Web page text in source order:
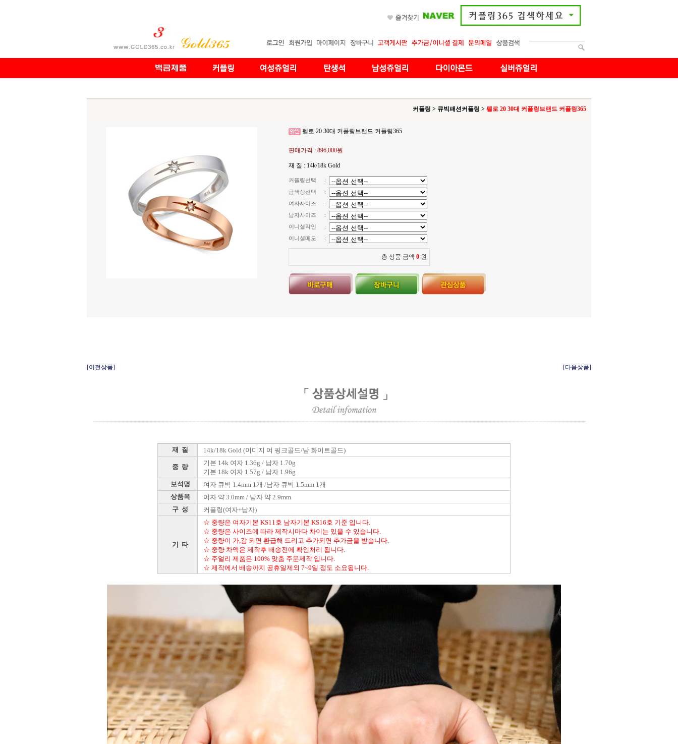
커플링 > 큐빅패션커플링 > 펠로 20 30대 커플링브랜드 커플링365
펠로 20 30대 커플링브랜드 커플링365
판매가격 : 896,000원
재 질 : 14k/18k Gold
커플링선택
:
금색상선택
:
여자사이즈
:
남자사이즈
:
이니셜각인
:
이니셜메모
:
총 상품 금액 0 원
[이전상품] [다음상품]
재 질 14k/18k Gold (이미지 여 핑크골드/남 화이트골드)
중 량
기본 14k 여자 1.36g / 남자 1.70g
기본 18k 여자 1.57g / 남자 1.96g
보석명 여자 큐빅 1.4mm 1개 /남자 큐빅 1.5mm 1개
상품폭 여자 약 3.0mm / 남자 약 2.9mm
구 성 커플링(여자+남자)
기 타
☆ 중량은 여자기본 KS11호 남자기본 KS16호 기준 입니다.
☆ 중량은 사이즈에 따라 제작시마다 차이는 있을 수 있습니다.
☆ 중량이 가,감 되면 환급해 드리고 추가되면 추가금을 받습니다.
☆ 중량 차액은 제작후 배송전에 확인처리 됩니다.
☆ 주얼리 제품은 100% 맞춤 주문제작 입니다.
☆ 제작에서 배송까지 공휴일제외 7~9일 정도 소요됩니다.